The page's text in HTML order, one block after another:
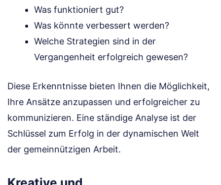
Was funktioniert gut?
Was könnte verbessert werden?
Welche Strategien sind in der
Vergangenheit erfolgreich gewesen?
Diese Erkenntnisse bieten Ihnen die Möglichkeit,
Ihre Ansätze anzupassen und erfolgreicher zu
kommunizieren. Eine ständige Analyse ist der
Schlüssel zum Erfolg in der dynamischen Welt
der gemeinnützigen Arbeit.